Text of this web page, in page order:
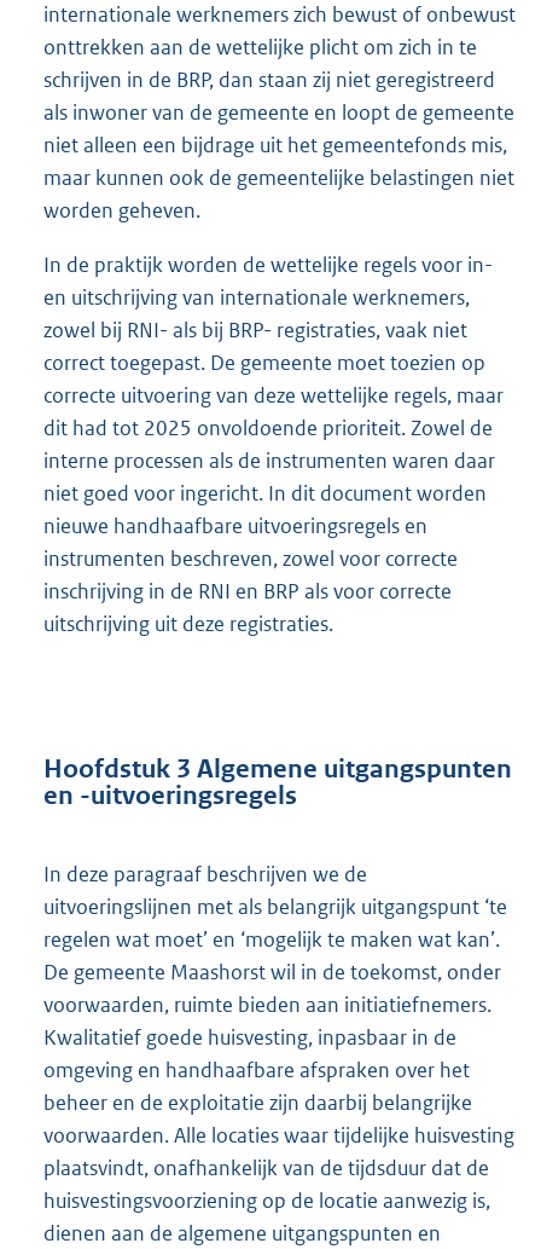
internationale werknemers zich bewust of onbewust
onttrekken aan de wettelijke plicht om zich in te
schrijven in de BRP, dan staan zij niet geregistreerd
als inwoner van de gemeente en loopt de gemeente
niet alleen een bijdrage uit het gemeentefonds mis,
maar kunnen ook de gemeentelijke belastingen niet
worden geheven.
In de praktijk worden de wettelijke regels voor in-
en uitschrijving van internationale werknemers,
zowel bij RNI- als bij BRP- registraties, vaak niet
correct toegepast. De gemeente moet toezien op
correcte uitvoering van deze wettelijke regels, maar
dit had tot 2025 onvoldoende prioriteit. Zowel de
interne processen als de instrumenten waren daar
niet goed voor ingericht. In dit document worden
nieuwe handhaafbare uitvoeringsregels en
instrumenten beschreven, zowel voor correcte
inschrijving in de RNI en BRP als voor correcte
uitschrijving uit deze registraties.
Hoofdstuk 3 Algemene uitgangspunten
en -uitvoeringsregels
In deze paragraaf beschrijven we de
uitvoeringslijnen met als belangrijk uitgangspunt ‘te
regelen wat moet’ en ‘mogelijk te maken wat kan’.
De gemeente Maashorst wil in de toekomst, onder
voorwaarden, ruimte bieden aan initiatiefnemers.
Kwalitatief goede huisvesting, inpasbaar in de
omgeving en handhaafbare afspraken over het
beheer en de exploitatie zijn daarbij belangrijke
voorwaarden. Alle locaties waar tijdelijke huisvesting
plaatsvindt, onafhankelijk van de tijdsduur dat de
huisvestingsvoorziening op de locatie aanwezig is,
dienen aan de algemene uitgangspunten en